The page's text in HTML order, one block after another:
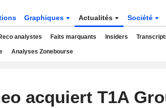
Graphiques Actualités Société
analystes Faits marquants Insiders
Analyses Zonebourse
acquiert T1A